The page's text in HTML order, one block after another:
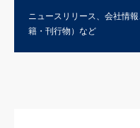
ニュースリリース、会社情
籍・刊行物）など